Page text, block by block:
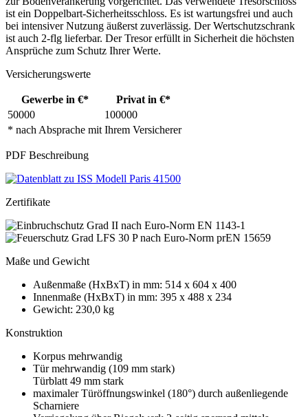
ist ein Doppelbart-Sicherheitsschloss. Es ist wartungsfrei und auch
bei intensiver Nutzung äußerst zuverlässig. Der Wertschutzschrank
ist auch 2-flg lieferbar. Der Tresor erfüllt in Sicherheit die höchsten
Ansprüche zum Schutz Ihrer Werte.
Versicherungswerte
Gewerbe in €* Privat in €*
* nach Absprache mit Ihrem Versicherer
50000 100000
PDF Beschreibung
Zertifikate
Maße und Gewicht
Außenmaße (HxBxT) in mm: 514 x 604 x 400
Innenmaße (HxBxT) in mm: 395 x 488 x 234
Gewicht: 230,0 kg
Konstruktion
Korpus mehrwandig
Tür mehrwandig (109 mm stark)
Türblatt 49 mm stark
maximaler Türöffnungswinkel (180°) durch außenliegende
Scharniere